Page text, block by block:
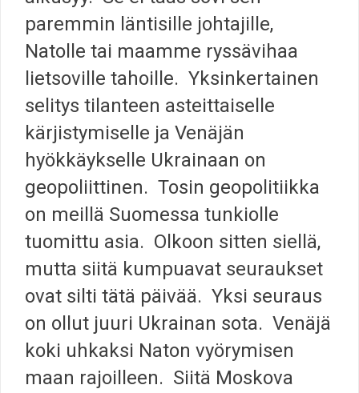
paremmin läntisille johtajille,
Natolle tai maamme ryssävihaa
lietsoville tahoille. Yksinkertainen
selitys tilanteen asteittaiselle
kärjistymiselle ja Venäjän
hyökkäykselle Ukrainaan on
geopoliittinen. Tosin geopolitiikka
on meillä Suomessa tunkiolle
tuomittu asia. Olkoon sitten siellä,
mutta siitä kumpuavat seuraukset
ovat silti tätä päivää. Yksi seuraus
on ollut juuri Ukrainan sota. Venäjä
koki uhkaksi Naton vyörymisen
maan rajoilleen. Siitä Moskova